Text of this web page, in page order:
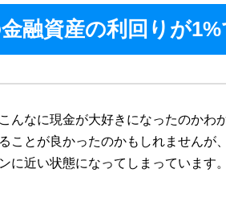
金融資産の利回りが
んなに現金が大好きになったのかわ
ことが良かったのかもしれませんが
に近い状態になってしまっています。